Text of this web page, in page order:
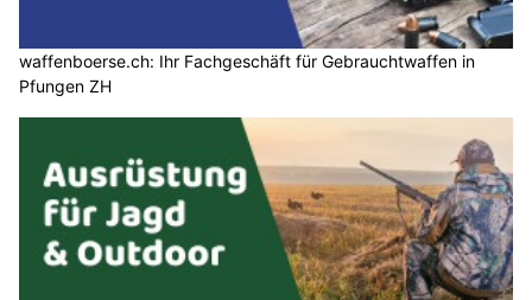
waffenboerse.ch: Ihr Fachgeschäft für Gebrauchtwaffen in
Pfungen ZH